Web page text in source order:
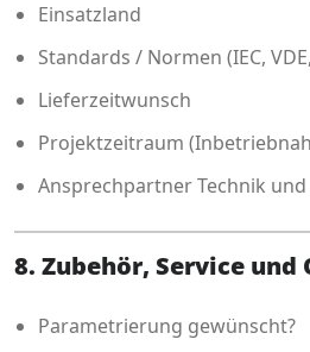
Einsatzland
Standards / Normen (IEC,
Lieferzeitwunsch
Projektzeitraum
Ansprechpartner Technik
8. Zubehör, Service und
Parametrierung gewünscht?